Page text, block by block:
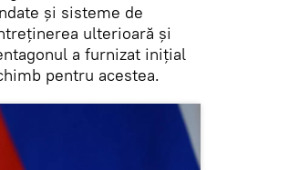
și sisteme de
ulterioară și
a furnizat inițial
pentru acestea.